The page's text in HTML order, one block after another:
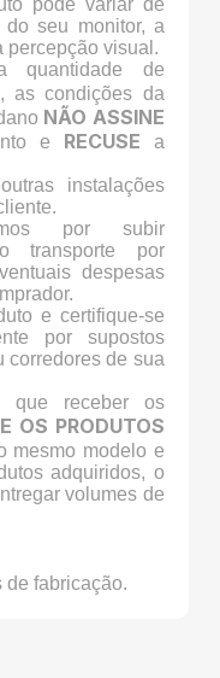
seu monitor, a
percepção visual.
quantidade de
as condições da
NÃO ASSINE
e RECUSE a
instalações
por subir
transporte por
despesas
e certifique-se
por supostos
corredores de sua
que receber os
OS PRODUTOS
mesmo modelo e
adquiridos, o
volumes de
de fabricação.